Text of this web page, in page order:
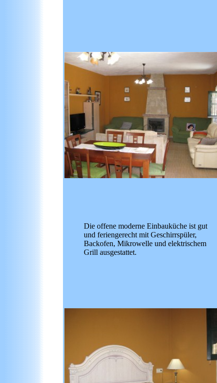
Die offene moderne Einbauküche ist gut
und feriengerecht mit Geschirrspüler,
Backofen, Mikrowelle und elektrischem
Grill ausgestattet.